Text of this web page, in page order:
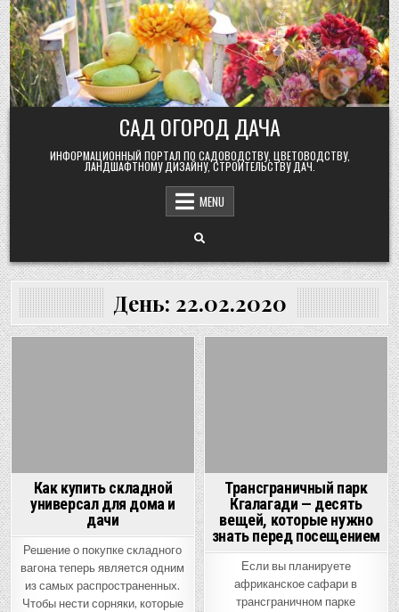
Skip
to
content
САД ОГОРОД ДАЧА
ИНФОРМАЦИОННЫЙ ПОРТАЛ ПО САДОВОДСТВУ, ЦВЕТОВОДСТВУ,
ЛАНДШАФТНОМУ ДИЗАЙНУ, СТРОИТЕЛЬСТВУ ДАЧ.
MENU
День: 22.02.2020
Как купить складной
универсал для дома и
дачи
Решение о покупке складного
вагона теперь является одним
из самых распространенных.
Чтобы нести сорняки, которые
Трансграничный парк
Кгалагади — десять
вещей, которые нужно
знать перед посещением
Если вы планируете
африканское сафари в
трансграничном парке